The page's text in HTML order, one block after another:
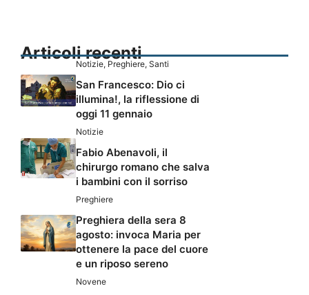
Articoli recenti
Notizie, Preghiere, Santi
San Francesco: Dio ci
illumina!, la riflessione di
oggi 11 gennaio
Notizie
Fabio Abenavoli, il
chirurgo romano che salva
i bambini con il sorriso
Preghiere
Preghiera della sera 8
agosto: invoca Maria per
ottenere la pace del cuore
e un riposo sereno
Novene